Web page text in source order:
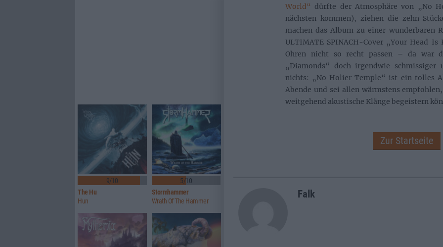
World“ dürfte der Atmosphäre von „No
nächsten kommen), ziehen die zehn
machen das Album zu einer wunderbaren
ULTIMATE SPINACH-Cover „Your Head
Ohren nicht so recht passen – da war
„Diamonds“ doch irgendwie schmissiger
nichts: „No Holier Temple“ ist ein tolles
Abende und sei allen wärmstens
weitgehend akustische Klänge begeistern
Zur Startseite
Falk
9/10
The Hu
Hun
5/10
Stormhammer
Wrath Of The Hammer